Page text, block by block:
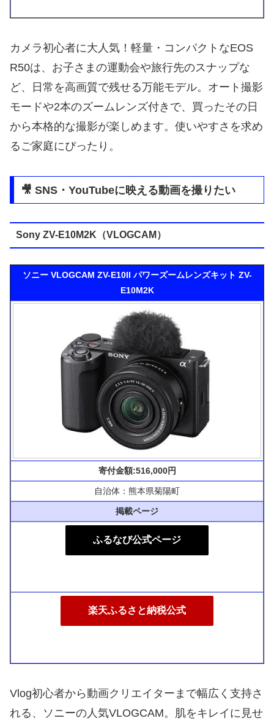
カメラ初心者に大人気！軽量・コンパクトなEOS
R50は、お子さまの運動会や旅行先のスナップな
ど、日常を高画質で残せる万能モデル。オート撮影
モードや2本のズームレンズ付きで、買ったその日
から本格的な撮影が楽しめます。使いやすさを求め
るご家庭にぴったり。
🎥 SNS・YouTubeに映える動画を撮りたい
Sony ZV-E10M2K（VLOGCAM）
ソニー VLOGCAM ZV-E10II パワーズームレンズキット ZV-
E10M2K
寄付金額:516,000円
自治体：熊本県菊陽町
掲載ページ
ふるなび公式ページ
楽天ふるさと納税公式
Vlog初心者から動画クリエイターまで幅広く支持さ
れる、ソニーの人気VLOGCAM。肌をキレイに見せ